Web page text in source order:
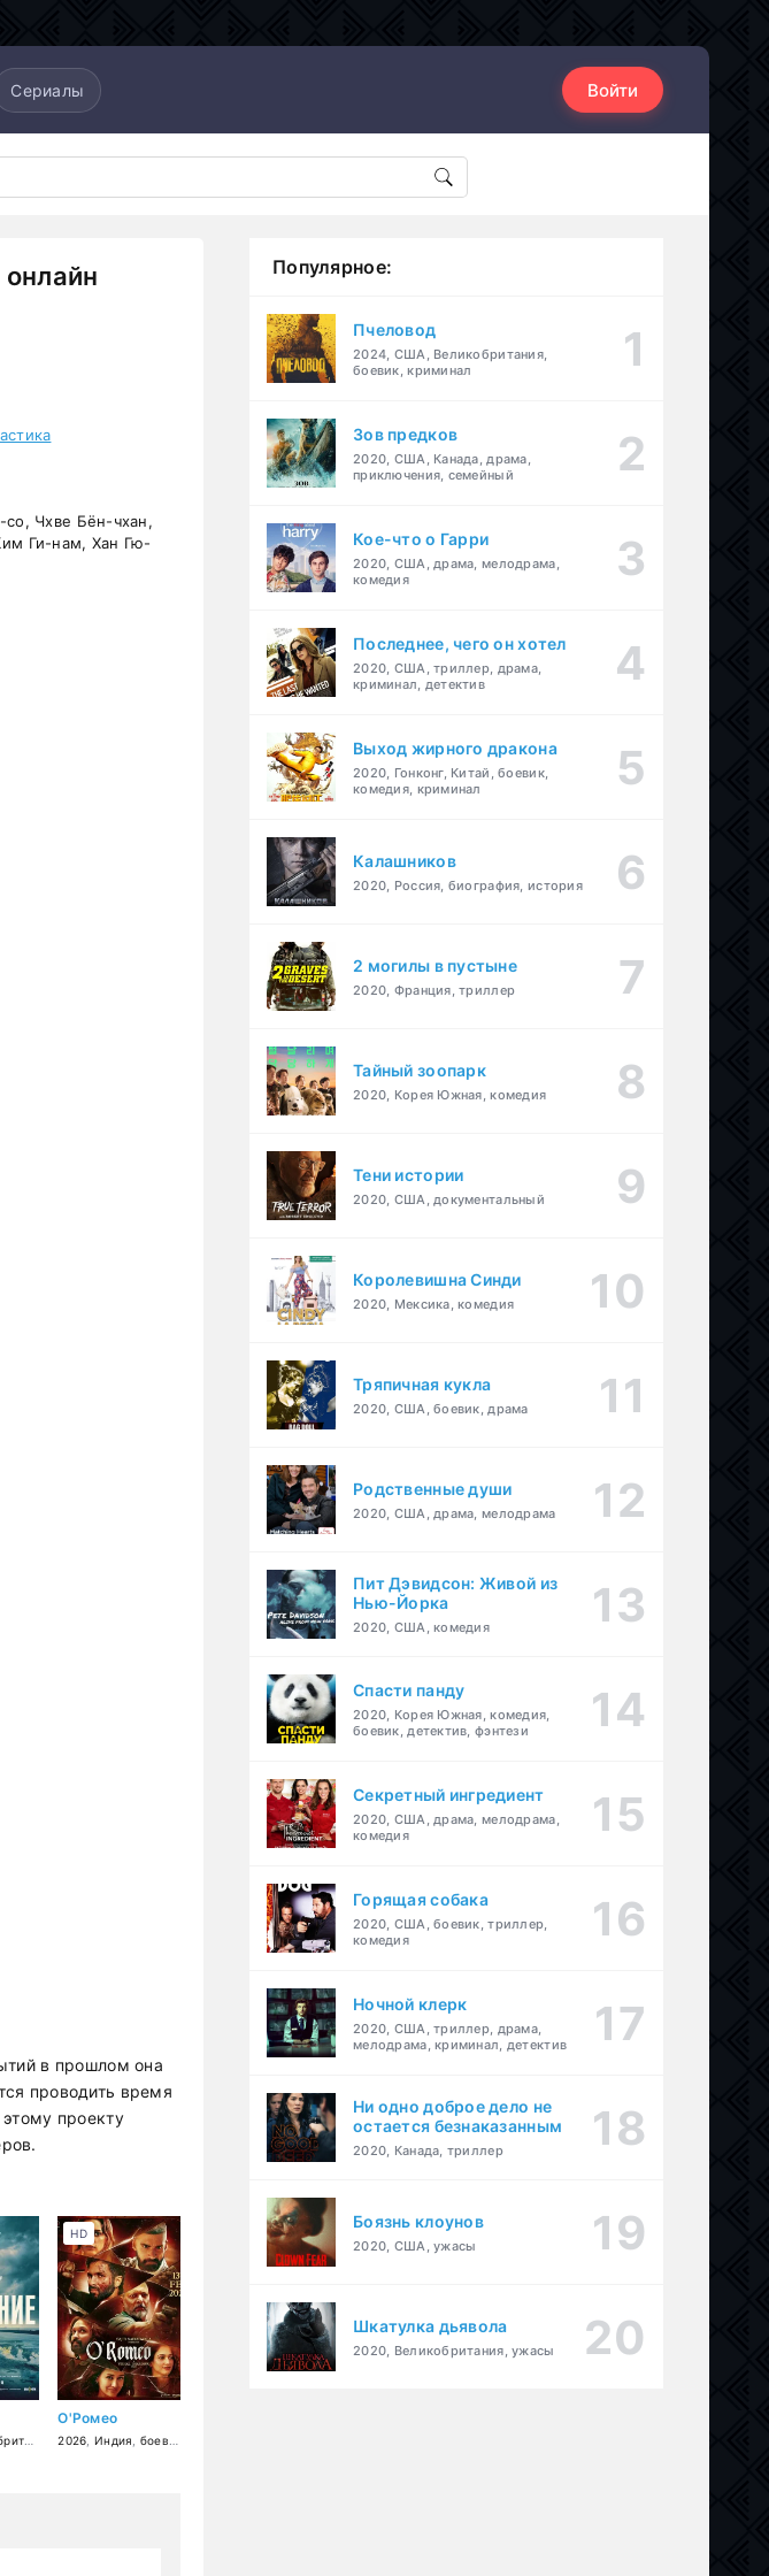
Сериалы Войти
Чхве Бён-чхан,
Ги-нам, Хан Гю-
в прошлом она
проводить время
проекту
,Франция,США,военный
О'Ромео
2026 Индия боевик
HD
Популярное:
Пчеловод
2024, США, Великобритания,
боевик, криминал
Зов предков
2020, США, Канада, драма,
приключения, семейный
Кое-что о Гарри
2020, США, драма, мелодрама,
комедия
Последнее, чего он хотел
2020, США, триллер, драма,
криминал, детектив
Выход жирного дракона
2020, Гонконг, Китай, боевик,
комедия, криминал
Калашников
2020, Россия, биография, история
2 могилы в пустыне
2020, Франция, триллер
Тайный зоопарк
2020, Корея Южная, комедия
Тени истории
2020, США, документальный
Королевишна Синди
2020, Мексика, комедия
Тряпичная кукла
2020, США, боевик, драма
Родственные души
2020, США, драма, мелодрама
Пит Дэвидсон: Живой из
Нью-Йорка
2020, США, комедия
Спасти панду
2020, Корея Южная, комедия,
боевик, детектив, фэнтези
Секретный ингредиент
2020, США, драма, мелодрама,
комедия
Горящая собака
2020, США, боевик, триллер,
комедия
Ночной клерк
2020, США, триллер, драма,
мелодрама, криминал, детектив
Ни одно доброе дело не
остается безнаказанным
2020, Канада, триллер
Боязнь клоунов
2020, США, ужасы
Шкатулка дьявола
2020, Великобритания, ужасы